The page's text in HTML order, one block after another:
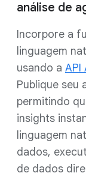
análise de
Incorpore a
linguagem
usando a API
Publique seu
permitindo
insights
linguagem
dados,
de dados